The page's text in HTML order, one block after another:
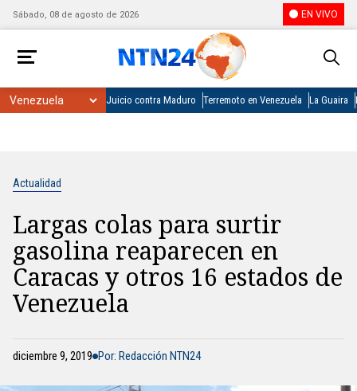
Sábado, 08 de agosto de 2026 EN VIVO
Juicio contra Maduro Terremoto en Venezuela La Guaira
Actualidad
Largas colas para surtir
gasolina reaparecen en
Caracas y otros 16 estados de
Venezuela
diciembre 9, 2019 Por: Redacción NTN24